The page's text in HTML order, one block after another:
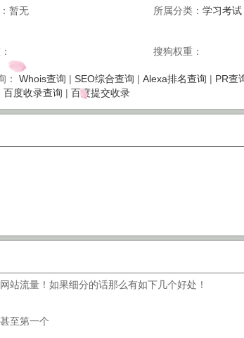
暂无 所属分类：学习考试
搜狗权重：
： Whois查询 | SEO综合查询 | Alexa排名查询 | PR查
百度收录查询 | 百度提交收录
站流量！如果细分的话那么有如下几个好处！
至第一个